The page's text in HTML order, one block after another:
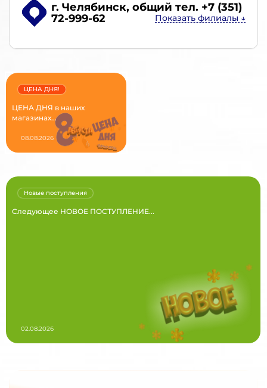
г. Челябинск, общий тел. +7 (351)
72-999-62
ЦЕНА ДНЯ в наших
магазинах...
ЦЕНА ДНЯ!
08.08.2026
Следующее НОВОЕ ПОСТУПЛЕНИЕ...
Новые поступления
02.08.2026